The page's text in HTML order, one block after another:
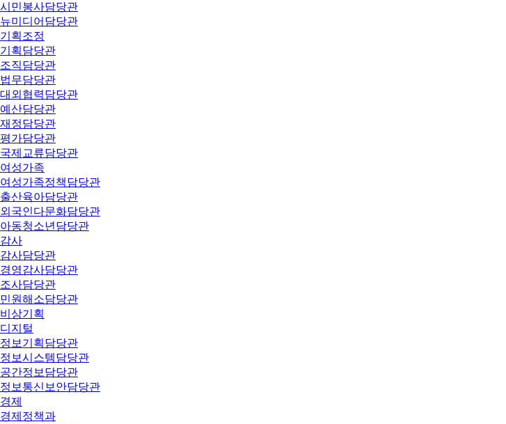
시민봉사담당관
뉴미디어담당관
기획조정
기획담당관
조직담당관
법무담당관
대외협력담당관
예산담당관
재정담당관
평가담당관
국제교류담당관
여성가족
여성가족정책담당관
출산육아담당관
외국인다문화담당관
아동청소년담당관
감사
감사담당관
경영감사담당관
조사담당관
민원해소담당관
비상기획
디지털
정보기획담당관
정보시스템담당관
공간정보담당관
정보통신보안담당관
경제
경제정책과